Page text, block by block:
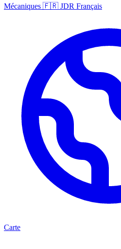
Mécaniques 🇫🇷 JDR Français
Carte